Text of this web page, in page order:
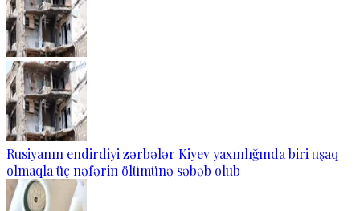
Rusiyanın endirdiyi zərbələr Kiyev yaxınlığında biri uşaq
olmaqla üç nəfərin ölümünə səbəb olub